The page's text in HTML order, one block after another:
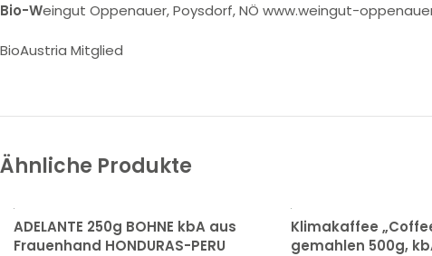
Bio-Weingut Oppenauer, Poysdorf, NÖ www.weingut-
BioAustria Mitglied
Ähnliche Produkte
ADELANTE 250g BOHNE kbA aus
Frauenhand HONDURAS-PERU
Klimakaffee
gemahlen 500g,